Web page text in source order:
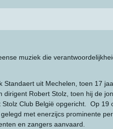
muziek die
uit Mechelen, toen 17
Robert Stolz, toen hij de
Club België opgericht. Op
met enerzijcs prominente
en zangers aanvaard.